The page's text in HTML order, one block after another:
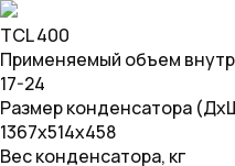
TCL 400
Применяемый объем
17-24
Размер конденсатора
1367х514х458
Вес конденсатора, кг